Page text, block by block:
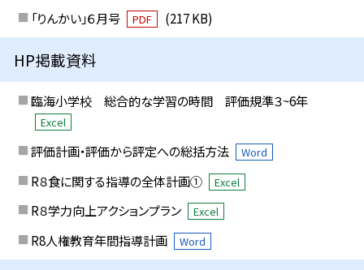
「りんかい」６月号
PDF (217 KB)
HP掲載資料
臨海小学校 総合的な学習の時間 評価規準３~6年
Excel
評価計画・評価から評定への総括方法 Word
R８食に関する指導の全体計画① Excel
R８学力向上アクションプラン Excel
R8人権教育年間指導計画 Word